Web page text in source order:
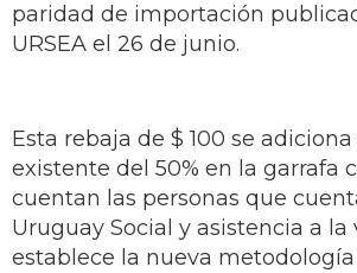
paridad de importación
URSEA el 26 de junio.
Esta rebaja de $ 100 se
existente del 50% en la garrafa
cuentan las personas que
Uruguay Social y asistencia a la
establece la nueva